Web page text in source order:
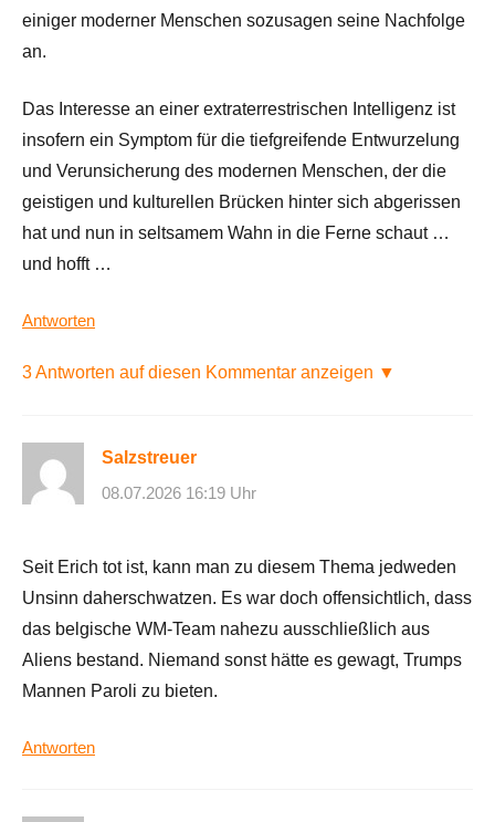
einiger moderner Menschen sozusagen seine Nachfolge
an.
Das Interesse an einer extraterrestrischen Intelligenz ist
insofern ein Symptom für die tiefgreifende Entwurzelung
und Verunsicherung des modernen Menschen, der die
geistigen und kulturellen Brücken hinter sich abgerissen
hat und nun in seltsamem Wahn in die Ferne schaut …
und hofft …
Antworten
3 Antworten auf diesen Kommentar anzeigen ▼
Salzstreuer
08.07.2026 16:19 Uhr
Seit Erich tot ist, kann man zu diesem Thema jedweden
Unsinn daherschwatzen. Es war doch offensichtlich, dass
das belgische WM-Team nahezu ausschließlich aus
Aliens bestand. Niemand sonst hätte es gewagt, Trumps
Mannen Paroli zu bieten.
Antworten